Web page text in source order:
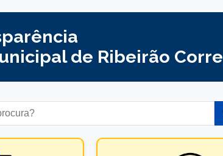
de Ribeirão